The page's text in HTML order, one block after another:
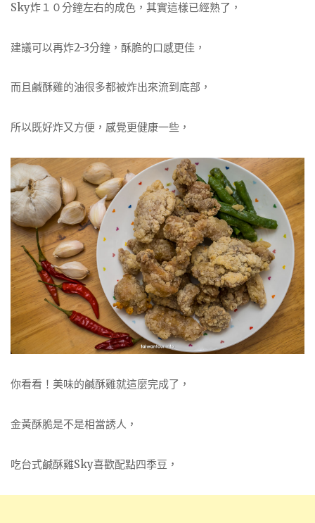
Sky炸１０分鐘左右的成色，其實這樣已經熟了，
建議可以再炸2-3分鐘，酥脆的口感更佳，
而且鹹酥雞的油很多都被炸出來流到底部，
所以既好炸又方便，感覺更健康一些，
你看看！美味的鹹酥雞就這麼完成了，
金黃酥脆是不是相當誘人，
吃台式鹹酥雞Sky喜歡配點四季豆，